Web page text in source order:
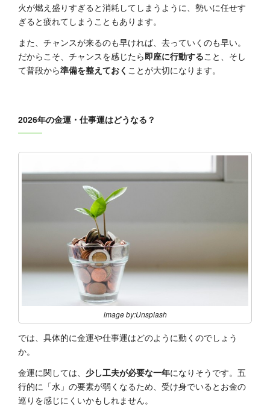
火が燃え盛りすぎると消耗してしまうように、勢いに任せす
ぎると疲れてしまうこともあります。
また、チャンスが来るのも早ければ、去っていくのも早い。
だからこそ、チャンスを感じたら即座に行動すること、そし
て普段から準備を整えておく ことが大切になります。
2026年の金運・仕事運はどうなる？
image by:Unsplash
では、具体的に金運や仕事運はどのように動くのでしょう
か。
金運に関しては、 少し工夫が必要な一年になりそうです。五
行的に「水」の要素が弱くなるため、受け身でいるとお金の
巡りを感じにくいかもしれません。